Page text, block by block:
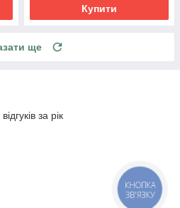
Купити
ще
за рік
КНОПКА
ЗВ'ЯЗКУ